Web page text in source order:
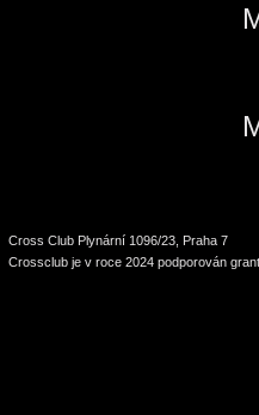
Cross Club Plynární 1096/23, Praha 7
Crossclub je v roce 2024 podporován